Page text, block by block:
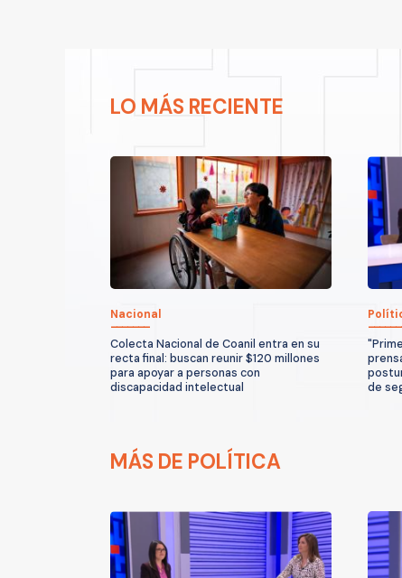
LO MÁS RECIENTE
Nacional
Colecta Nacional de Coanil entra en su
recta final: buscan reunir $120 millones
para apoyar a personas con
discapacidad intelectual
de
MÁS DE POLÍTICA